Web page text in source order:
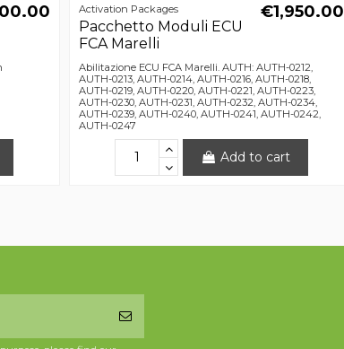
Activation Packages
Pacchetto Moduli ECU
FCA Marelli
€1,950.00
Abilitazione ECU FCA Marelli. AUTH: AUTH-0212,
AUTH-0213, AUTH-0214, AUTH-0216, AUTH-0218,
AUTH-0219, AUTH-0220, AUTH-0221, AUTH-0223,
AUTH-0230, AUTH-0231, AUTH-0232, AUTH-0234,
AUTH-0239, AUTH-0240, AUTH-0241, AUTH-0242,
AUTH-0247
Add to cart